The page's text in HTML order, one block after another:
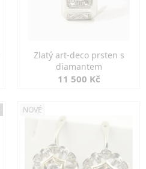
Zlatý art-deco prsten s
diamantem
11 500 Kč
NOVÉ